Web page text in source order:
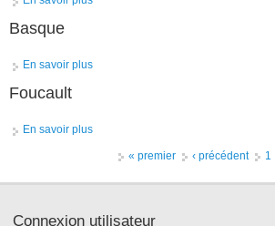
Basque
En savoir plus
Foucault
En savoir plus
« premier ‹ précédent 1
Connexion utilisateur